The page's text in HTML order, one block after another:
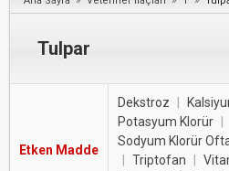
Aç ısında n r ti Ön
Tulpar
Etken Madde
Dekstroz
Potasyum Klorür
Sodyum Klorür
Triptofan